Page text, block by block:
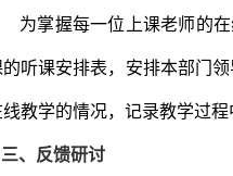
为掌握每一位上课老师的
的听课安排表，安排本部门
线教学的情况，记录教学过
三、反馈研讨